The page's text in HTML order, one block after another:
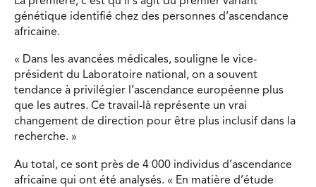
génétique identifié chez des personnes d’ascendance
africaine.
« Dans les avancées médicales, souligne le vice-
président du Laboratoire national, on a souvent
tendance à privilégier l’ascendance européenne plus
que les autres. Ce travail-là représente un vrai
changement de direction pour être plus inclusif dans la
recherche. »
Au total, ce sont près de 4 000 individus d’ascendance
africaine qui ont été analysés. « En matière d’étude